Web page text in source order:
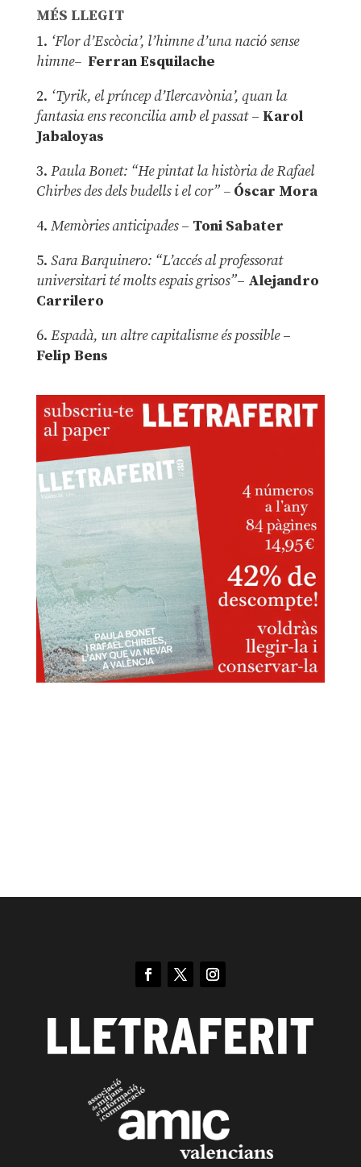
MÉS LLEGIT
1. ‘Flor d’Escòcia’, l’himne d’una nació sense
himne– Ferran Esquilache
2. ‘Tyrik, el príncep d’Ilercavònia’, quan la
fantasia ens reconcilia amb el passat– Karol
Jabaloyas
3. Paula Bonet: “He pintat la història de Rafael
Chirbes des dels budells i el cor” –Óscar Mora
4. Memòries anticipades– Toni Sabater
5. Sara Barquinero: “L’accés al professorat
universitari té molts espais grisos”– Alejandro
Carrilero
6. Espadà, un altre capitalisme és possible –
Felip Bens